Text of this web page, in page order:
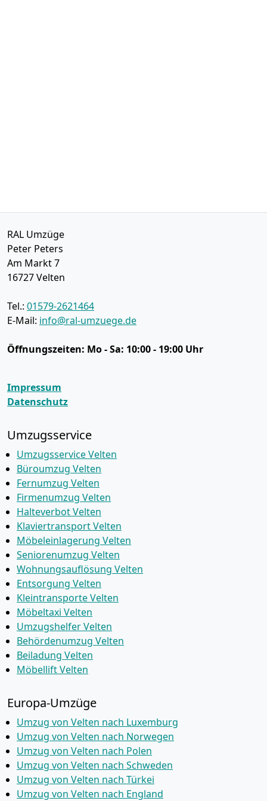
RAL Umzüge
Peter Peters
Am Markt 7
16727Velten
Tel.: 01579-2621464
E-Mail: info@ral-umzuege.de
Öffnungszeiten: Mo - Sa: 10:00 - 19:00 Uhr
Impressum
Datenschutz
Umzugsservice
Umzugsservice Velten
Büroumzug Velten
Fernumzug Velten
Firmenumzug Velten
Halteverbot Velten
Klaviertransport Velten
Möbeleinlagerung Velten
Seniorenumzug Velten
Wohnungsauflösung Velten
Entsorgung Velten
Kleintransporte Velten
Möbeltaxi Velten
Umzugshelfer Velten
Behördenumzug Velten
Beiladung Velten
Möbellift Velten
Europa-Umzüge
Umzug von Velten nach Luxemburg
Umzug von Velten nach Norwegen
Umzug von Velten nach Polen
Umzug von Velten nach Schweden
Umzug von Velten nach Türkei
Umzug von Velten nach England